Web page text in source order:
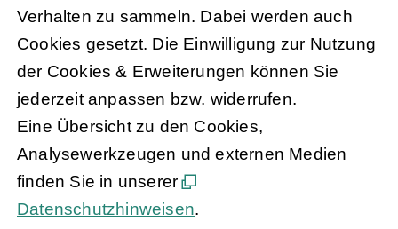
Verhalten zu sammeln. Dabei werden auch
Cookies gesetzt. Die Einwilligung zur Nutzung
der Cookies & Erweiterungen können Sie
jederzeit anpassen bzw. widerrufen.
Eine Übersicht zu den Cookies,
Analysewerkzeugen und externen Medien
finden Sie in unserer
Datenschutzhinweisen.